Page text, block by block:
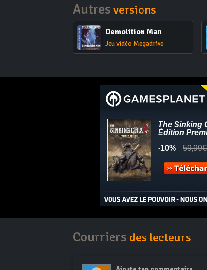
Autres versions
Demolition Man
Jeu vidéo Megadrive
Courriers des lecteurs